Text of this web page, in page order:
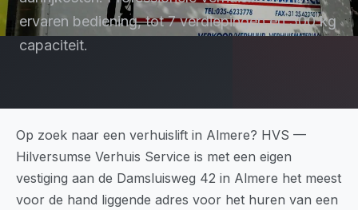
ervaren bediening, tot 7 verdiepingen en 500 kg
capaciteit.
Op zoek naar een verhuislift in Almere? HVS —
Hilversumse Verhuis Service is met een eigen
vestiging aan de Damsluisweg 42 in Almere het meest
voor de hand liggende adres voor het huren van een